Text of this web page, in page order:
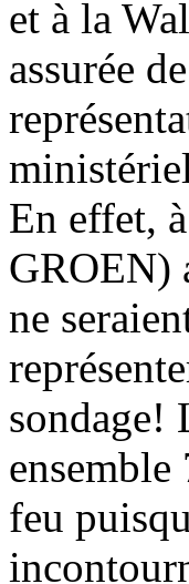
et à la
assurée
En effet,
GROEN)
ne
sondage!
feu